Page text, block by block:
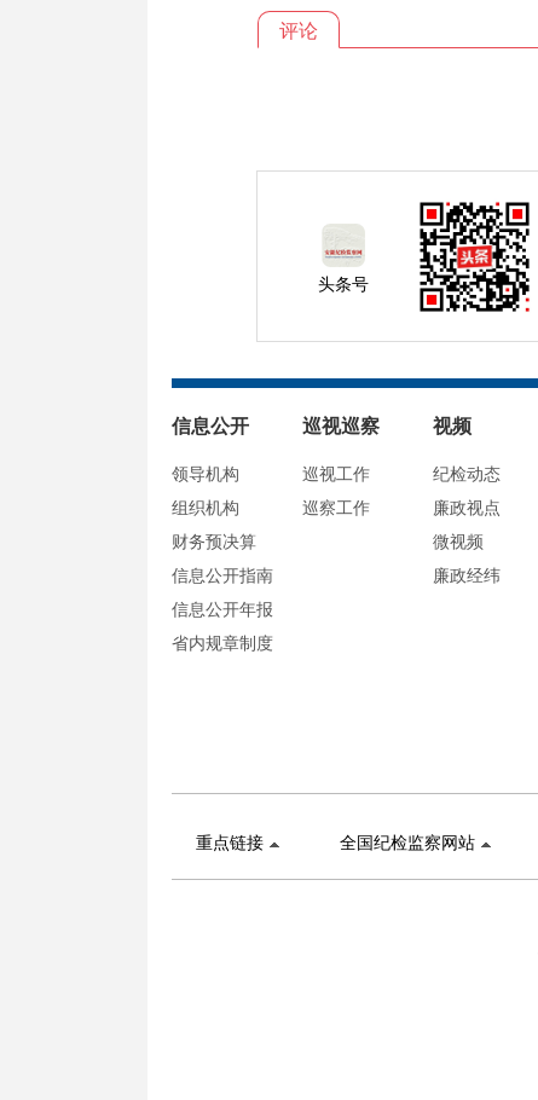
评论
头条号
信息公开
领导机构
组织机构
财务预决算
信息公开指南
信息公开年报
省内规章制度
巡视巡察
巡视工作
巡察工作
视频
纪检动态
廉政视点
微视频
廉政经纬
重点链接 全国纪检监察网站